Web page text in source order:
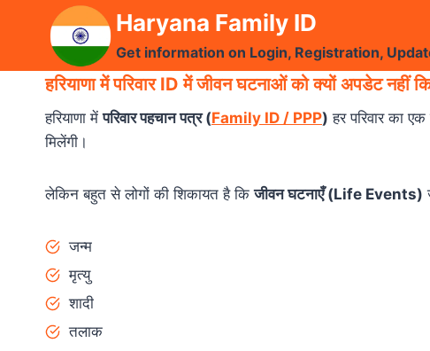
Haryana Family ID
Get information on Login, Registration,
हरियाणा में परिवार ID में जीवन घटनाओं को क्यों अपडेट नहीं
हरियाणा मेंपरिवार पहचान पत्र (Family ID / PPP) हर परिवार का
मिलेंगी।
लेकिन बहुत से लोगों की शिकायत है किजीवन घटनाएँ (Life Events)
जन्म
मृत्यु
शादी
तलाक